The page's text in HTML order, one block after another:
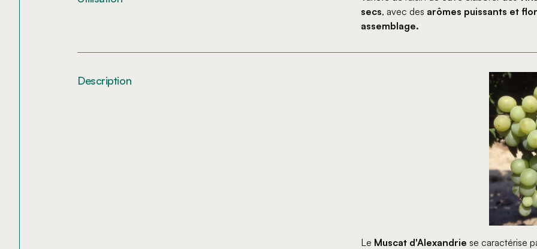
secs, avec des arômes puissants et
assemblage.
Description
Le Muscat d'Alexandrie se caractérise